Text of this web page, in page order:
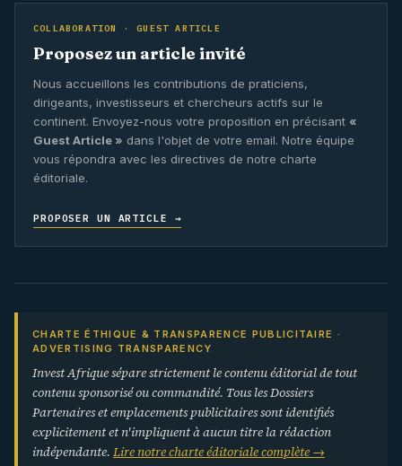
COLLABORATION · GUEST ARTICLE
Proposez un article invité
Nous accueillons les contributions de praticiens,
dirigeants, investisseurs et chercheurs actifs sur le
continent. Envoyez-nous votre proposition en précisant «
Guest Article » dans l'objet de votre email. Notre équipe
vous répondra avec les directives de notre charte
éditoriale.
PROPOSER UN ARTICLE →
CHARTE ÉTHIQUE & TRANSPARENCE PUBLICITAIRE ·
ADVERTISING TRANSPARENCY
Invest Afrique sépare strictement le contenu éditorial de tout
contenu sponsorisé ou commandité. Tous les Dossiers
Partenaires et emplacements publicitaires sont identifiés
explicitement et n'impliquent à aucun titre la rédaction
indépendante. Lire notre charte éditoriale complète →